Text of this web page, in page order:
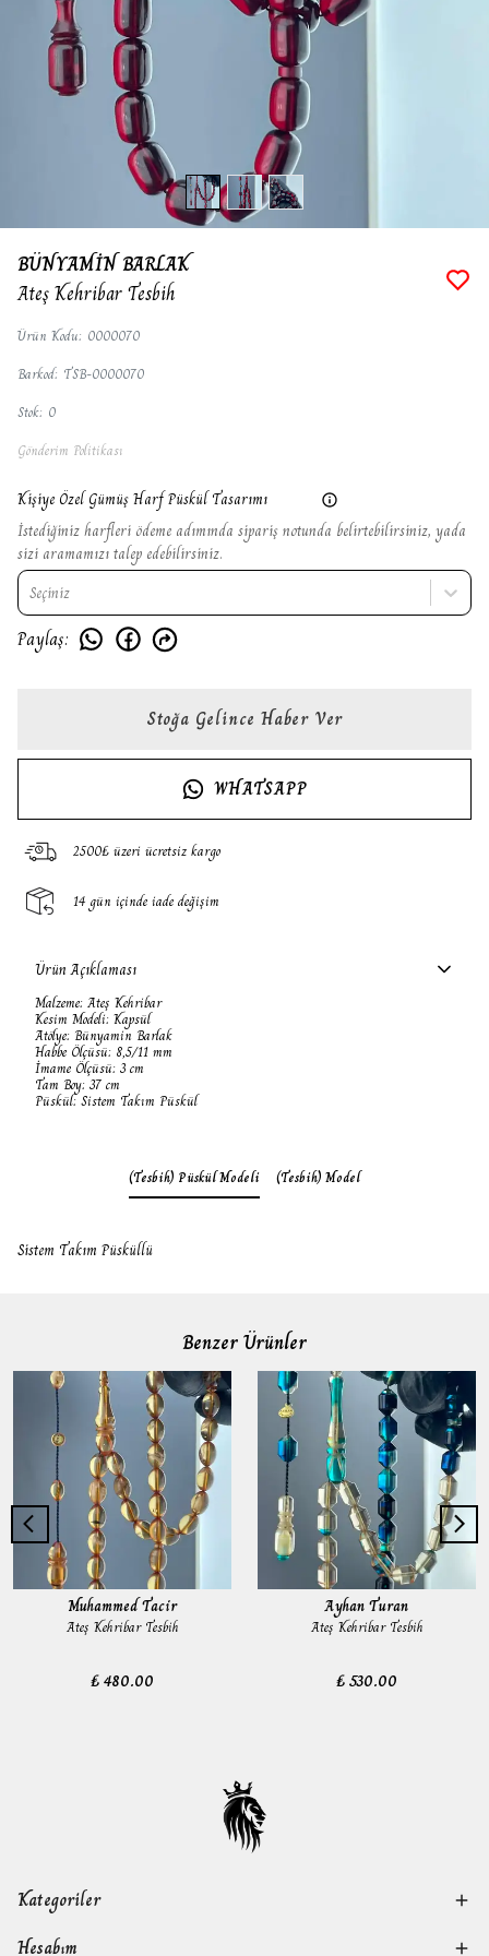
BÜNYAMİN BARLAK
Ateş Kehribar Tesbih
Ürün Kodu: 0000070
Barkod: TSB-0000070
Stok: 0
Gönderim Politikası
Kişiye Özel Gümüş Harf Püskül Tasarımı
İstediğiniz harfleri ödeme adımında sipariş notunda belirtebilirsiniz, yada
sizi aramamızı talep edebilirsiniz.
Seçiniz
Paylaş:
Stoğa Gelince Haber Ver
WHATSAPP
2500₺ üzeri ücretsiz kargo
14 gün içinde iade değişim
Ürün Açıklaması
Malzeme: Ateş Kehribar
Kesim Modeli: Kapsül
Atölye: Bünyamin Barlak
Habbe Ölçüsü: 8,5/11 mm
İmame Ölçüsü: 3 cm
Tam Boy: 37 cm
Püskül: Sistem Takım Püskül
(Tesbih) Püskül Modeli (Tesbih) Model
Sistem Takım Püsküllü
Benzer Ürünler
Muhammed Tacir
Ateş Kehribar Tesbih
₺ 480.00
Ayhan Turan
Ateş Kehribar Tesbih
₺ 530.00
Kategoriler
Hesabım